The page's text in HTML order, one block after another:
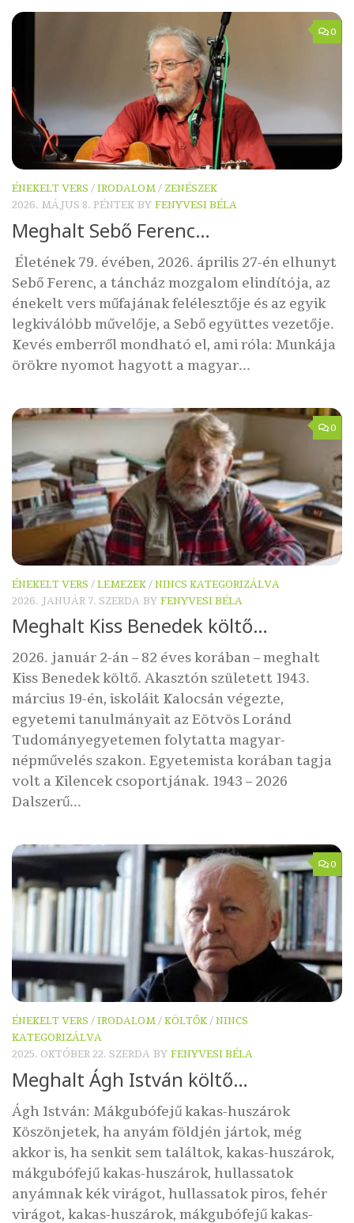
0
ÉNEKELT VERS /IRODALOM/ ZENÉSZEK
2026. MÁJUS 8. PÉNTEK BY FENYVESI BÉLA
Meghalt Sebő Ferenc…
Életének 79. évében, 2026. április 27-én elhunyt
Sebő Ferenc, a táncház mozgalom elindítója, az
énekelt vers műfajának felélesztője és az egyik
legkiválóbb művelője, a Sebő együttes vezetője.
Kevés emberről mondható el, ami róla: Munkája
örökre nyomot hagyott a magyar...
0
ÉNEKELT VERS /LEMEZEK/NINCS KATEGORIZÁLVA
2026. JANUÁR 7. SZERDA BY FENYVESI BÉLA
Meghalt Kiss Benedek költő…
2026. január 2-án – 82 éves korában – meghalt
Kiss Benedek költő. Akasztón született 1943.
március 19-én, iskoláit Kalocsán végezte,
egyetemi tanulmányait az Eötvös Loránd
Tudományegyetemen folytatta magyar-
népművelés szakon. Egyetemista korában tagja
volt a Kilencek csoportjának. 1943 – 2026
Dalszerű...
0
ÉNEKELT VERS /IRODALOM/KÖLTŐK/NINCS
KATEGORIZÁLVA
2025. OKTÓBER 22. SZERDA BY FENYVESI BÉLA
Meghalt Ágh István költő…
Ágh István: Mákgubófejű kakas-huszárok
Köszönjetek, ha anyám földjén jártok, még
akkor is, ha senkit sem találtok, kakas-huszárok,
mákgubófejű kakas-huszárok, hullassatok
anyámnak kék virágot, hullassatok piros, fehér
virágot, kakas-huszárok, mákgubófejű kakas-